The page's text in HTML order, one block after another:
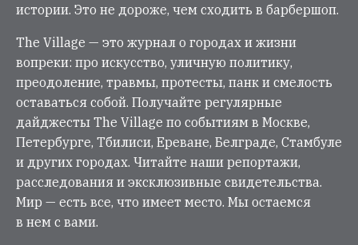
истории. Это не дороже, чем сходить в барбершоп.
The Village — это журнал о городах и жизни
вопреки: про искусство, уличную политику,
преодоление, травмы, протесты, панк и смелость
оставаться собой. Получайте регулярные
дайджесты The Village по событиям в Москве,
Петербурге, Тбилиси, Ереване, Белграде, Стамбуле
и других городах. Читайте наши репортажи,
расследования и эксклюзивные свидетельства.
Мир — есть все, что имеет место. Мы остаемся
в нем с вами.